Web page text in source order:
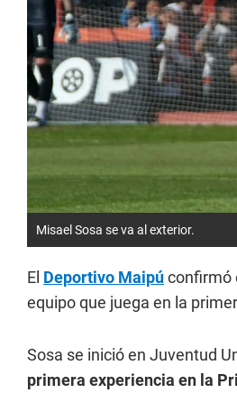
Misael Sosa se va al exterior.
El Deportivo Maipúconfirmó
equipo que juega en la
Sosa se inició en Juventud
primera experiencia en la